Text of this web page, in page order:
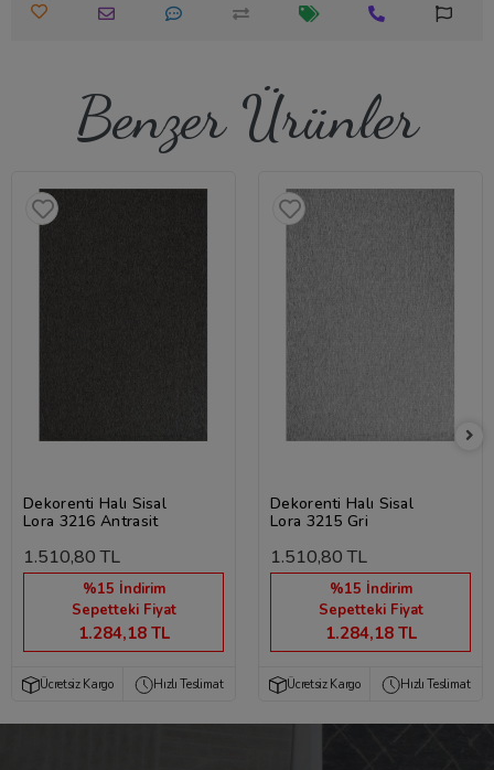
Benzer Ürünler
Dekorenti Halı Sisal
Lora 3216 Antrasit
1.510,80 TL
%15 İndirim
Sepetteki Fiyat
1.284,18 TL
Ücretsiz Kargo Hızlı Teslimat
Dekorenti Halı Sisal
Lora 3215 Gri
1.510,80 TL
%15 İndirim
Sepetteki Fiyat
1.284,18 TL
Ücretsiz Kargo Hızlı Teslimat